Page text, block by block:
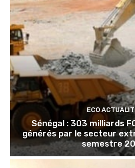
ECO
Sénégal : 303 milliards
générés par le secteur
semestre